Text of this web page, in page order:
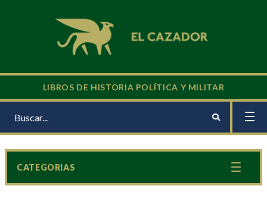
LIBROS DE HISTORIA POLÍTICA Y MILITAR
CATEGORIAS